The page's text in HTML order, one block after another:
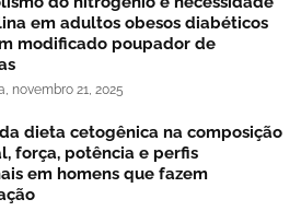
em adultos obesos diabéticos
modificado poupador de
novembro 21, 2025
dieta cetogênica na composição
força, potência e perfis
em homens que fazem